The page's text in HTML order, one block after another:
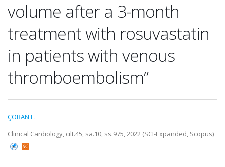
volume after a 3-month
treatment with rosuvastatin
in patients with venous
thromboembolism”
ÇOBAN E.
Clinical Cardiology, cilt.45, sa.10, ss.975, 2022 (SCI-Expanded, Scopus)